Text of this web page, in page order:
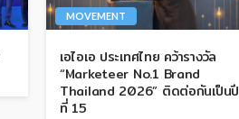
MOVEMENT
เอไอเอ ประเทศไทย คว้ารางวัล
“Marketeer No.1 Brand
Thailand 2026” ติดต่อกันเป็นปี
ที่ 15